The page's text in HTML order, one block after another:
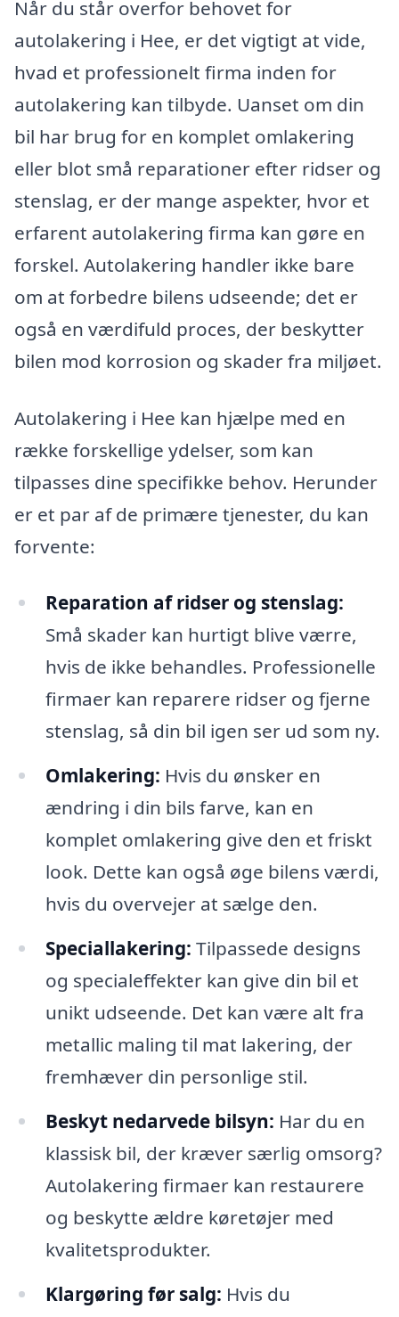
Når du står overfor behovet for
autolakering i Hee, er det vigtigt at vide,
hvad et professionelt firma inden for
autolakering kan tilbyde. Uanset om din
bil har brug for en komplet omlakering
eller blot små reparationer efter ridser og
stenslag, er der mange aspekter, hvor et
erfarent autolakering firma kan gøre en
forskel. Autolakering handler ikke bare
om at forbedre bilens udseende; det er
også en værdifuld proces, der beskytter
bilen mod korrosion og skader fra miljøet.
Autolakering i Hee kan hjælpe med en
række forskellige ydelser, som kan
tilpasses dine specifikke behov. Herunder
er et par af de primære tjenester, du kan
forvente:
Reparation af ridser og stenslag:
Små skader kan hurtigt blive værre,
hvis de ikke behandles. Professionelle
firmaer kan reparere ridser og fjerne
stenslag, så din bil igen ser ud som ny.
Omlakering: Hvis du ønsker en
ændring i din bils farve, kan en
komplet omlakering give den et friskt
look. Dette kan også øge bilens værdi,
hvis du overvejer at sælge den.
Speciallakering: Tilpassede designs
og specialeffekter kan give din bil et
unikt udseende. Det kan være alt fra
metallic maling til mat lakering, der
fremhæver din personlige stil.
Beskyt nedarvede bilsyn: Har du en
klassisk bil, der kræver særlig omsorg?
Autolakering firmaer kan restaurere
og beskytte ældre køretøjer med
kvalitetsprodukter.
Klargøring før salg: Hvis du